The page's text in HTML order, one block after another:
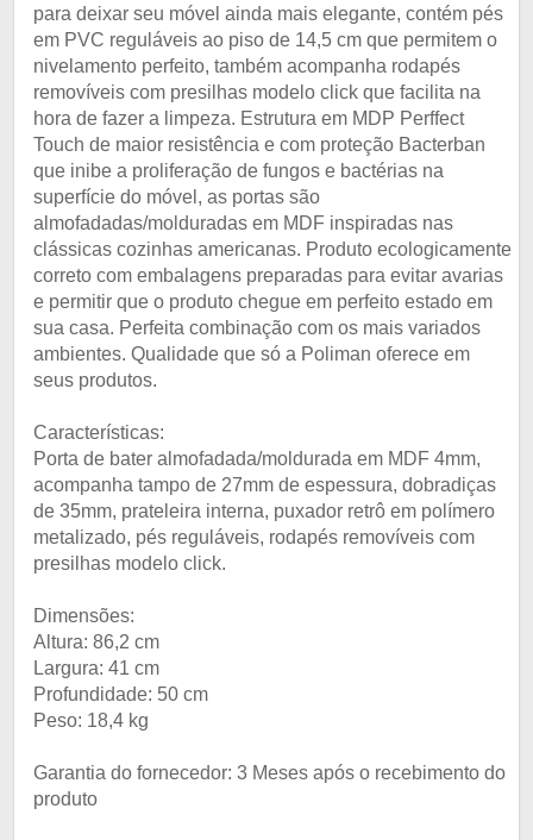
para deixar seu móvel ainda mais elegante, contém pés
em PVC reguláveis ao piso de 14,5 cm que permitem o
nivelamento perfeito, também acompanha rodapés
removíveis com presilhas modelo click que facilita na
hora de fazer a limpeza. Estrutura em MDP Perffect
Touch de maior resistência e com proteção Bacterban
que inibe a proliferação de fungos e bactérias na
superfície do móvel, as portas são
almofadadas/molduradas em MDF inspiradas nas
clássicas cozinhas americanas. Produto ecologicamente
correto com embalagens preparadas para evitar avarias
e permitir que o produto chegue em perfeito estado em
sua casa. Perfeita combinação com os mais variados
ambientes. Qualidade que só a Poliman oferece em
seus produtos.
Características:
Porta de bater almofadada/moldurada em MDF 4mm,
acompanha tampo de 27mm de espessura, dobradiças
de 35mm, prateleira interna, puxador retrô em polímero
metalizado, pés reguláveis, rodapés removíveis com
presilhas modelo click.
Dimensões:
Altura: 86,2 cm
Largura: 41 cm
Profundidade: 50 cm
Peso: 18,4 kg
Garantia do fornecedor: 3 Meses após o recebimento do
produto